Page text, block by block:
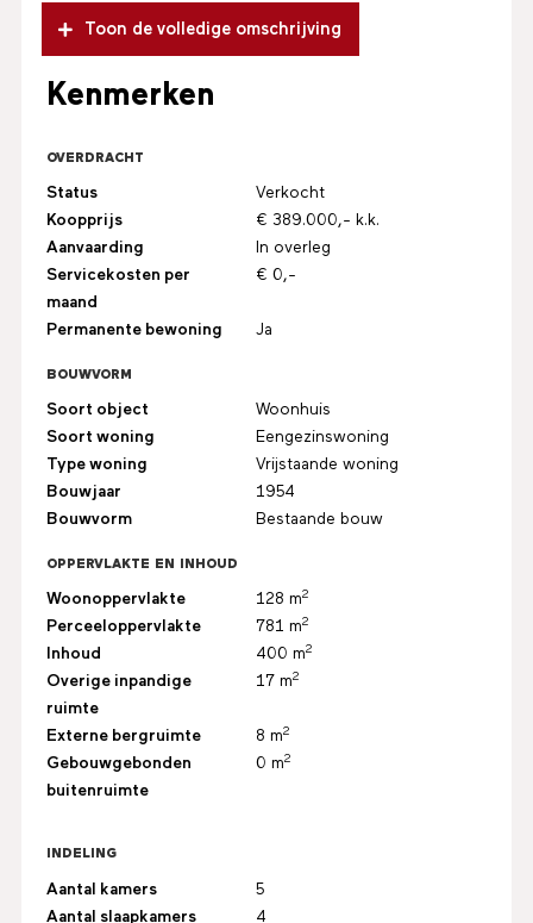
Toon de volledige omschrijving
Kenmerken
OVERDRACHT
Status
Verkocht
Koopprijs
€ 389.000,- k.k.
Aanvaarding
In overleg
Servicekosten per
maand
€ 0,-
Permanente bewoning Ja
BOUWVORM
Soort object
Woonhuis
Soort woning
Eengezinswoning
Type woning
Vrijstaande woning
Bouwjaar
1954
Bouwvorm
Bestaande bouw
OPPERVLAKTE EN INHOUD
Woonoppervlakte 128 m2
Perceeloppervlakte 781 m2
Inhoud 400 m2
Overige inpandige
ruimte
17 m2
Externe bergruimte 8 m2
Gebouwgebonden
buitenruimte
0 m2
INDELING
Aantal kamers
5
Aantal slaapkamers
4